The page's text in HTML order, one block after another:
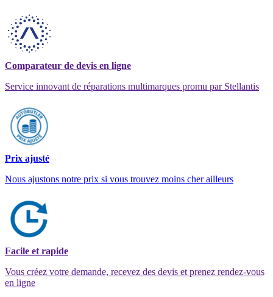
Comparateur de devis en ligne
Service innovant de réparations multimarques promu par Stellantis
Prix ajusté
Nous ajustons notre prix si vous trouvez moins cher ailleurs
Facile et rapide
Vous créez votre demande, recevez des devis et prenez rendez-vous
en ligne